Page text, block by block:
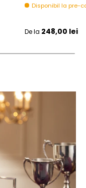
Disponibil la pre-
Pret initial
De la 248,00 lei